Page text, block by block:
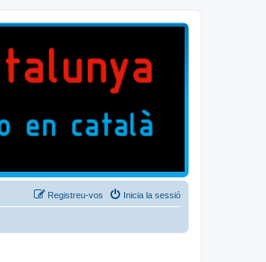
Inicia la sessió
Registreu-vos